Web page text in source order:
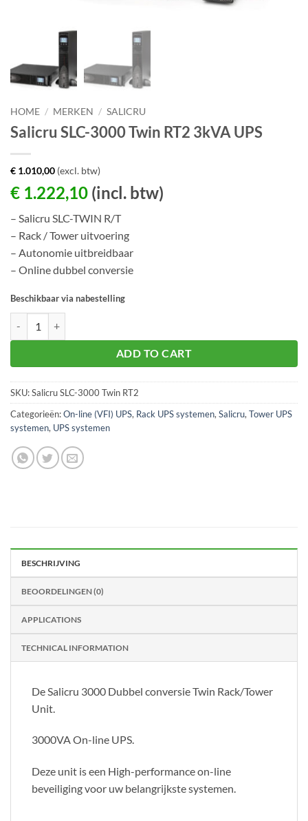
HOME / MERKEN / SALICRU
Salicru SLC-3000 Twin RT2 3kVA UPS
€ 1.010,00 (excl. btw)
€ 1.222,10 (incl. btw)
– Salicru SLC-TWIN R/T
– Rack / Tower uitvoering
– Autonomie uitbreidbaar
– Online dubbel conversie
Beschikbaar via nabestelling
ADD TO CART
SKU:Salicru SLC-3000 Twin RT2
Categorieën:On-line (VFI) UPS, Rack UPS systemen, Salicru, Tower UPS
systemen, UPS systemen
BESCHRIJVING
BEOORDELINGEN (0)
APPLICATIONS
TECHNICAL INFORMATION
De Salicru 3000 Dubbel conversie Twin Rack/Tower
Unit.
3000VA On-line UPS.
Deze unit is een High-performance on-line
beveiliging voor uw belangrijkste systemen.